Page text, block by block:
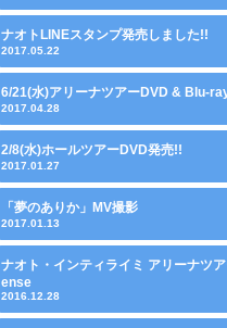
ナオトLINEスタンプ発売しました!!
2017.05.22
6/21(水)アリーナツアーDVD & Blu-
2017.04.28
2/8(水)ホールツアーDVD発売!!
2017.01.27
「夢のありか」MV撮影
2017.01.13
ナオト・インティライミ アリーナツ
ense
2016.12.28